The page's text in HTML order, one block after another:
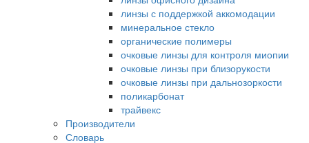
линзы с поддержкой аккомодации
минеральное стекло
органические полимеры
очковые линзы для контроля миопии
очковые линзы при близорукости
очковые линзы при дальнозоркости
поликарбонат
трайвекс
Производители
Словарь